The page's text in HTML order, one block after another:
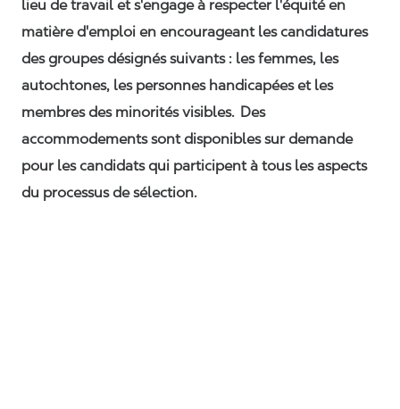
lieu de travail et s'engage à respecter l'équité en
matière d'emploi en encourageant les candidatures
des groupes désignés suivants : les femmes, les
autochtones, les personnes handicapées et les
membres des minorités visibles. Des
accommodements sont disponibles sur demande
pour les candidats qui participent à tous les aspects
du processus de sélection.